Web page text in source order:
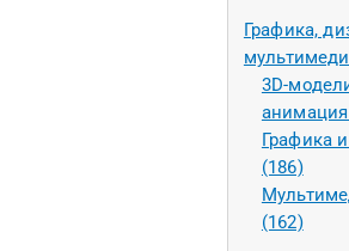
Графика,
3D-
Графика
(186)
(162)